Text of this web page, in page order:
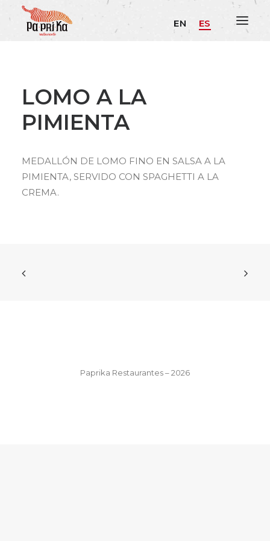
EN ES
LOMO A LA
PIMIENTA
MEDALLÓN DE LOMO FINO EN SALSA A LA
PIMIENTA, SERVIDO CON SPAGHETTI A LA
CREMA.
Paprika Restaurantes – 2026